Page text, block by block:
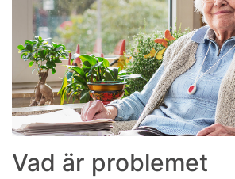
Vad är problemet